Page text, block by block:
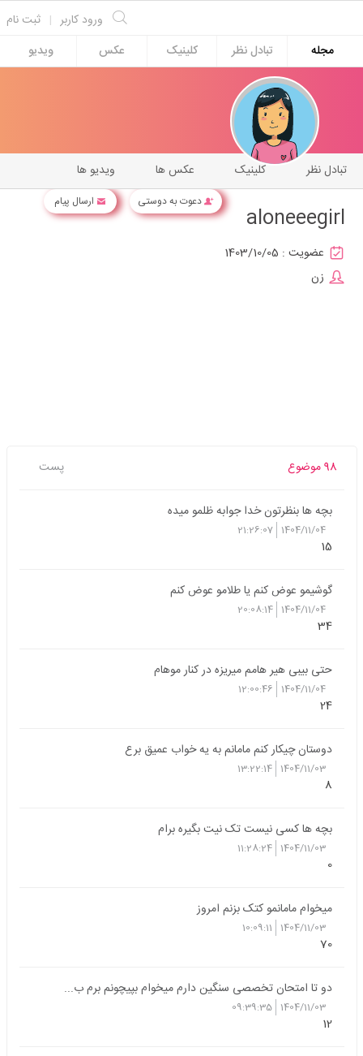
ثبت نام | ورود کاربر
مجله
تبادل نظر کلینیک عکس ویدیو
دعوت به دوستی ارسال پیام
ویدیو ها عکس ها کلینیک تبادل نظر
aloneeegirl
عضویت : 1403/10/05
زن
98 موضوع پست
بچه ها بنظرتون خدا جوابه ظلمو میده
1404/11/04
21:26:07
15
گوشیمو عوض کنم یا طلامو عوض کنم
1404/11/04
20:08:14
34
حتی بیبی هیر هامم میریزه در کنار موهام
1404/11/04
12:00:46
24
دوستان چیکار کنم مامانم به یه خواب عمیق برع
1404/11/03
13:22:14
8
بچه ها کسی نیست تک نیت بگیره برام
1404/11/03
11:28:24
0
میخوام مامانمو کتک بزنم امروز
1404/11/03
10:09:11
70
دو تا امتحان تخصصی سنگین دارم میخوام بپیچونم برم ب...
1404/11/03
09:39:35
12